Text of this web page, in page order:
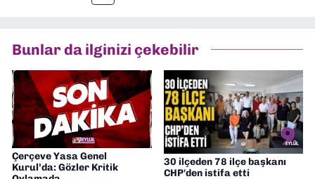
tamamladım. Halen aynı anabilim dalında
Müdürü” olarak görev almaktayım. Hak
odaklı haberciliğe dair çalışmalar
yapıyorum
Bunlar da ilginizi çekebilir
Çerçeve Yasa Genel
Kurul’da: Gözler Kritik
30 ilçeden 78 ilçe başkanı
CHP'den istifa etti